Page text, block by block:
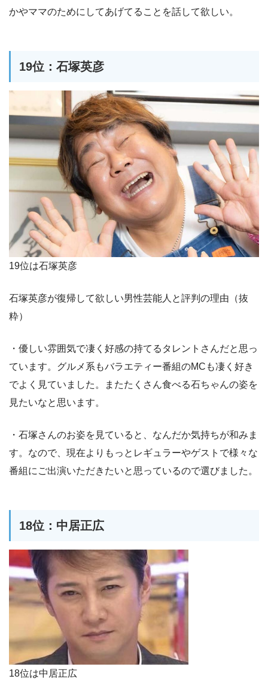
かやママのためにしてあげてることを話して欲しい。
19位：石塚英彦
19位は石塚英彦
石塚英彦が復帰して欲しい男性芸能人と評判の理由（抜
粋）
・優しい雰囲気で凄く好感の持てるタレントさんだと思っ
ています。グルメ系もバラエティー番組のMCも凄く好き
でよく見ていました。またたくさん食べる石ちゃんの姿を
見たいなと思います。
・石塚さんのお姿を見ていると、なんだか気持ちが和みま
す。なので、現在よりもっとレギュラーやゲストで様々な
番組にご出演いただきたいと思っているので選びました。
18位：中居正広
18位は中居正広